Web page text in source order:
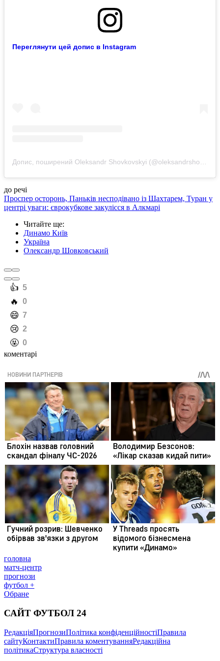
Переглянути цей допис в Instagram
до речі
Проспер осторонь, Паньків несподівано із Шахтарем, Туран у
центрі уваги: єврокубкове закулісся в Алкмарі
Читайте ще:
Динамо Київ
Україна
Олександр Шовковський
️👍 5
️🔥 0
️😄 7
️😢 2
️🤬 0
коментарі
головна
матч-центр
прогнози
футбол +
Обране
САЙТ ФУТБОЛ 24
РедакціяПрогнозиПолітика конфіденційностіПравила
сайтуКонтактиПравила коментуванняРедакційна
політикаСтруктура власності